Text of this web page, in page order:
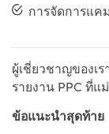
การจัดการแค
ผู้เชี่ยวชาญของเ
รายงาน PPC ที่แ
ข้อแนะนำสุดท้าย